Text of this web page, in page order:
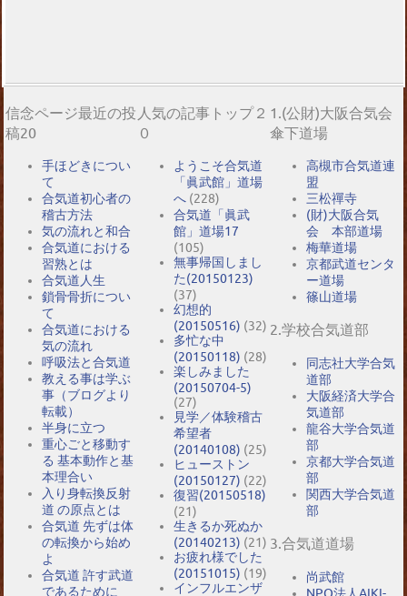
信念ページ最近の投
稿20
手ほどきについ
て
合気道初心者の
稽古方法
気の流れと和合
合気道における
習熟とは
合気道人生
鎖骨骨折につい
て
合気道における
気の流れ
呼吸法と合気道
教える事は学ぶ
事（ブログより
転載）
半身に立つ
重心ごと移動す
る 基本動作と基
本理合い
入り身転換反射
道 の原点とは
合気道 先ずは体
の転換から始め
よ
合気道 許す武道
であるために
人気の記事トップ２
０
ようこそ合気道
「眞武館」道場
へ (228)
合気道「眞武
館」道場17
(105)
無事帰国しまし
た(20150123)
(37)
幻想的
(20150516) (32)
多忙な中
(20150118) (28)
楽しみました
(20150704-5)
(27)
見学／体験稽古
希望者
(20140108) (25)
ヒューストン
(20150127) (22)
復習(20150518)
(21)
生きるか死ぬか
(20140213) (21)
お疲れ様でした
(20151015) (19)
インフルエンザ
1.(公財)大阪合気会
傘下道場
高槻市合気道連
盟
三松禪寺
(財)大阪合気
会 本部道場
梅華道場
京都武道センタ
ー道場
篠山道場
2.学校合気道部
同志社大学合気
道部
大阪経済大学合
気道部
龍谷大学合気道
部
京都大学合気道
部
関西大学合気道
部
3.合気道道場
尚武館
NPO法人AIKI-